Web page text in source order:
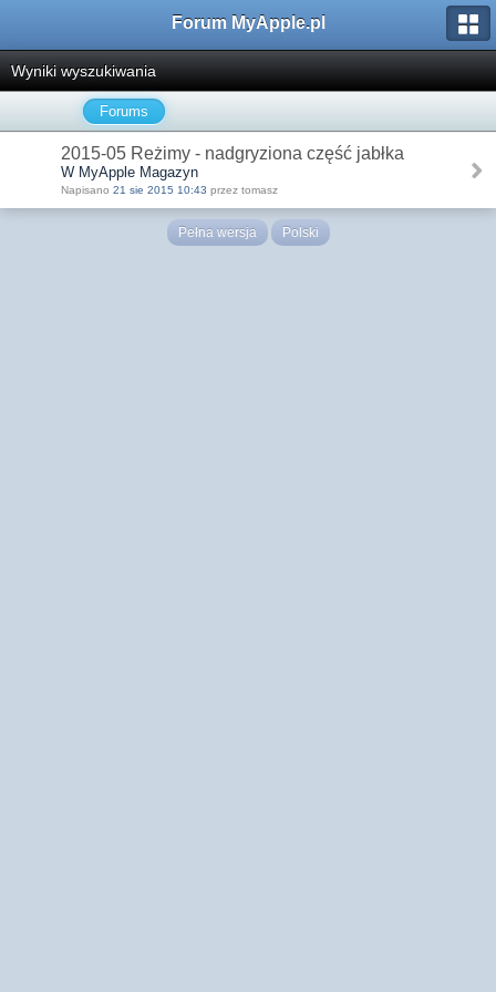
Forum MyApple.pl
Wyniki wyszukiwania
Forums
2015-05 Reżimy - nadgryziona część jabłka
W MyApple Magazyn
Napisano 21 sie 2015 10:43 przez tomasz
Pełna wersja Polski